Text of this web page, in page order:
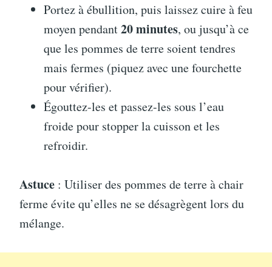
Portez à ébullition, puis laissez cuire à feu
moyen pendant20 minutes, ou jusqu’à ce
que les pommes de terre soient tendres
mais fermes (piquez avec une fourchette
pour vérifier).
Égouttez-les et passez-les sous l’eau
froide pour stopper la cuisson et les
refroidir.
Astuce : Utiliser des pommes de terre à chair
ferme évite qu’elles ne se désagrègent lors du
mélange.